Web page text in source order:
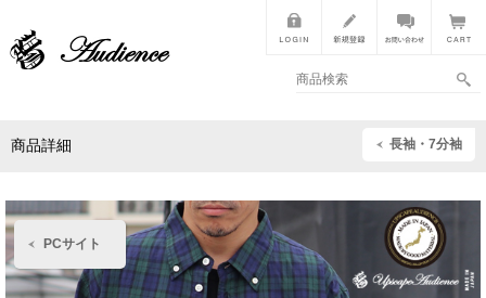
PCサイト
商品詳細 長袖・7分袖